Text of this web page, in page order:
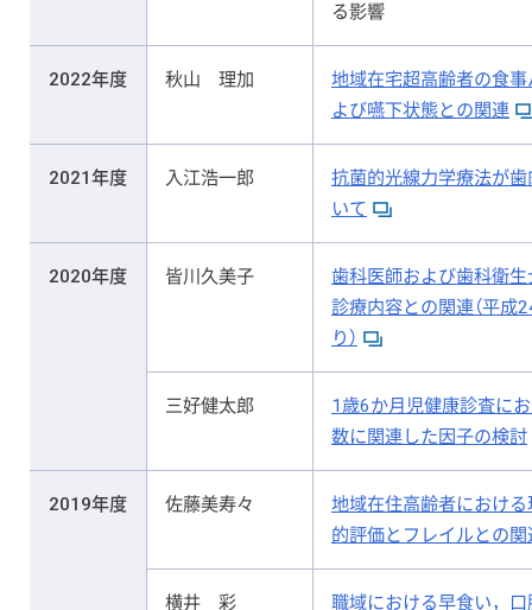
る影響
2022年度 秋山 理加
地域在宅超高齢者の食
よび嚥下状態との関連
2021年度 入江浩一郎
抗菌的光線力学療法が
いて
2020年度 皆川久美子
歯科医師および歯科衛
診療内容との関連（平
り）
三好健太郎
1歳6か月児健康診査に
数に関連した因子の検討
2019年度 佐藤美寿々
地域在住高齢者におけ
的評価とフレイルとの
横井 彩
職域における早食い，